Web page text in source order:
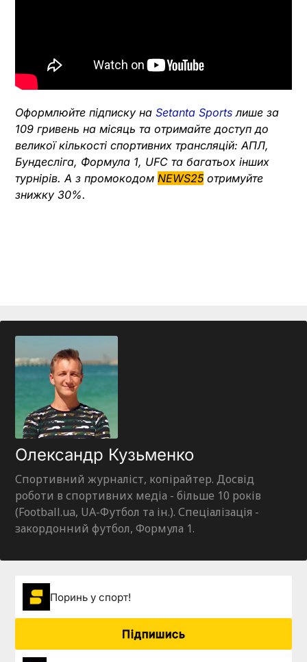
Оформлюйте підписку на Setanta Sports лише за
109 гривень на місяць та отримайте доступ до
великої кількості спортивних трансляцій: АПЛ,
Бундесліга, Формула 1, UFC та багатьох інших
турнірів. А з промокодом NEWS25отримуйте
знижку 30%.
Олександр Кузьменко
Спортивний журналіст, копірайтер. Досвід
роботи в спортивних медіа - більше 10 років
(Football.ua, UA-Футбол та ін.). Спеціалізація -
закордонний футбол, Формула 1.
Поринь у спорт!
Підпишись